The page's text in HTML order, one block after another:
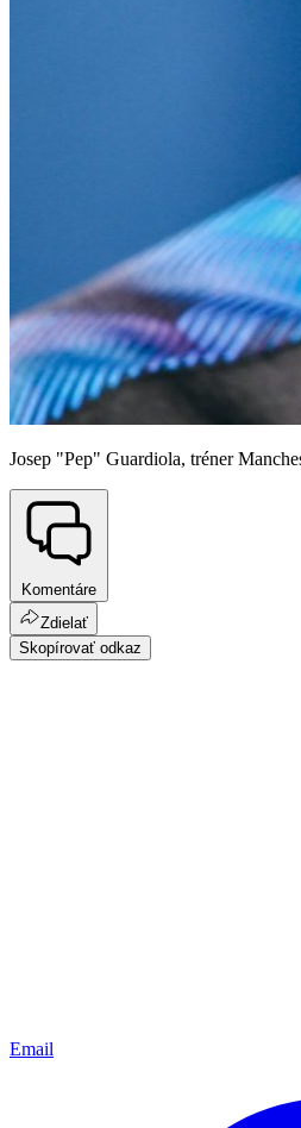
Josep "Pep" Guardiola, tréner
Komentáre
Zdielať
Skopírovať odkaz
Email